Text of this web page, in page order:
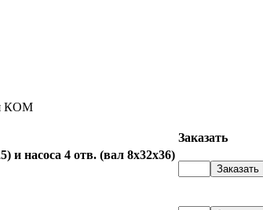
КОМ
Заказать
насоса 4 отв. (вал 8x32x36)